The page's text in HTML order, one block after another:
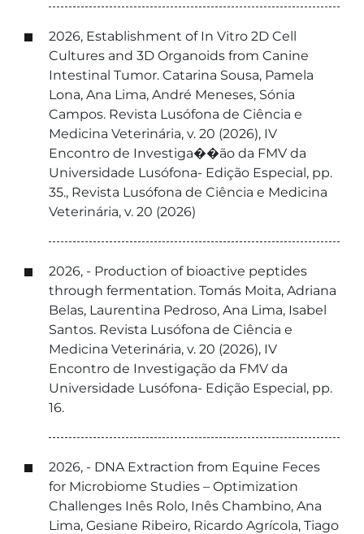
2026, Establishment of In Vitro 2D Cell
Cultures and 3D Organoids from Canine
Intestinal Tumor. Catarina Sousa, Pamela
Lona, Ana Lima, André Meneses, Sónia
Campos. Revista Lusófona de Ciência e
Medicina Veterinária, v. 20 (2026), IV
Encontro de Investiga��ão da FMV da
Universidade Lusófona- Edição Especial, pp.
35., Revista Lusófona de Ciência e Medicina
Veterinária, v. 20 (2026)
2026, - Production of bioactive peptides
through fermentation. Tomás Moita, Adriana
Belas, Laurentina Pedroso, Ana Lima, Isabel
Santos. Revista Lusófona de Ciência e
Medicina Veterinária, v. 20 (2026), IV
Encontro de Investigação da FMV da
Universidade Lusófona- Edição Especial, pp.
16.
2026, - DNA Extraction from Equine Feces
for Microbiome Studies – Optimization
Challenges Inês Rolo, Inês Chambino, Ana
Lima, Gesiane Ribeiro, Ricardo Agrícola, Tiago